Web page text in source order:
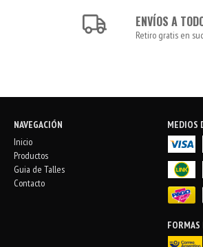
ENVÍOS A
Retiro gratis en
NAVEGACIÓN
Inicio
Productos
Guia de Talles
Contacto
MEDIOS
FORMAS